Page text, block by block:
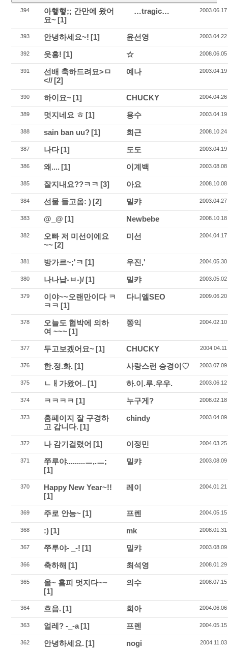
394
아햏햏;; 간만에 왔어
요~ [1]
…tragic… 2003.06.17
393 안녕하세요~! [1] 윤선영 2003.04.22
392 읏흥! [1] ☆ 2008.06.05
391
선배 축하드려요>ㅁ
<// [2]
예나 2003.04.19
390 하이요~ [1] CHUCKY 2004.04.26
389 멋지네요 ㅎ [1] 용수 2003.04.19
388 sain ban uu? [1] 희근 2008.10.24
387 나다[1] 도도 2003.04.19
386 왜.... [1] 이계백 2003.08.08
385 잘지내요??ㅋㅋ [3] 아요 2008.10.08
384 선물 들고옴: ) [2] 밀캬 2003.04.27
383 @_@ [1] Newbebe 2008.10.18
382
오빠 저 미선이에요
~~ [2]
미선 2004.04.17
381 방가르~;'ㅋ [1] 우진,' 2004.05.30
380 나나납-ㅂ-)/ [1] 밀캬 2003.05.02
379
이야~~오랜만이다 ㅋ
ㅋㅋ [1]
다니엘SEO 2009.06.20
378
오늘도 협박에 의하
여 ~~~ [1]
쫑익 2004.02.10
377 두고보겠어요~ [1] CHUCKY 2004.04.11
376 한.정.화. [1] 사랑스런 승경이♡ 2003.07.09
375 ㄴㅐ가왔어.. [1] 하.이.루.우우. 2003.06.12
374 ㅋㅋㅋㅋ [1] 누구게? 2008.02.18
373
홈페이지 잘 구경하
고 갑니다. [1]
chindy 2003.04.09
372 나 감기걸렸어 [1] 이정민 2004.03.25
371
쭈루야.........ㅡ,.ㅡ;
[1]
밀캬 2003.08.09
370
Happy New Year~!!
[1]
레이 2004.01.21
369 주로 안능~ [1] 프렌 2004.05.15
368 :) [1] mk 2008.01.31
367 쭈루야- _-! [1] 밀캬 2003.08.09
366 축하해 [1] 최석영 2008.01.29
365
올~ 홈피 멋지다~~
[1]
의수 2008.07.15
364 흐음. [1] 희아 2004.06.06
363 얼레? -_-a[1] 프렌 2004.05.15
362 안녕하세요. [1] nogi 2004.11.03